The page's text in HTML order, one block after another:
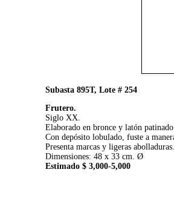
Subasta 895T, Lote # 254
Frutero.
Siglo XX.
Elaborado en bronce y latón
Con depósito lobulado, fuste a
Presenta marcas y ligeras abolladuras.
Dimensiones: 48 x 33 cm. Ø
Estimado $ 3,000-5,000